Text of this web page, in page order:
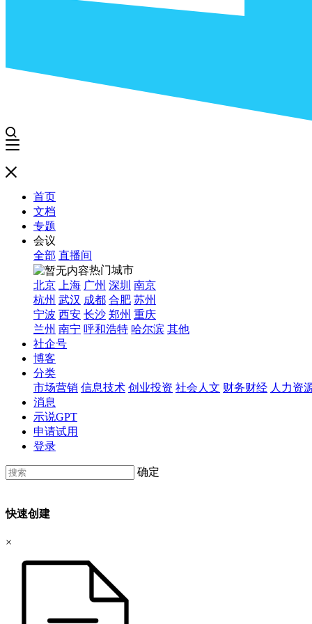
首页
文档
专题
会议
全部 直播间
热门城市
北京
上海 广州 深圳 南京
杭州 武汉 成都 合肥 苏州
宁波 西安 长沙 郑州 重庆
兰州 南宁 呼和浩特 哈尔滨 其他
社企号
博客
分类
市场营销 信息技术 创业投资 社会人文 财务财经 人力资
消息
示说GPT
申请试用
登录
确定
快速创建
×